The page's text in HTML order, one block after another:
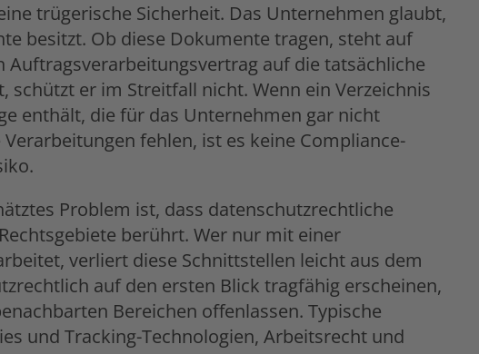
trügerische Sicherheit. Das Unternehmen glaubt,
besitzt. Ob diese Dokumente tragen, steht auf
Auftragsverarbeitungsvertrag auf die tatsächliche
schützt er im Streitfall nicht. Wenn ein Verzeichnis
enthält, die für das Unternehmen gar nicht
fehlen, ist es keine Compliance-
Problem ist, dass datenschutzrechtliche
berührt. Wer nur mit einer
verliert diese Schnittstellen leicht aus dem
auf den ersten Blick tragfähig erscheinen,
Bereichen offenlassen. Typische
und Tracking-Technologien, Arbeitsrecht und